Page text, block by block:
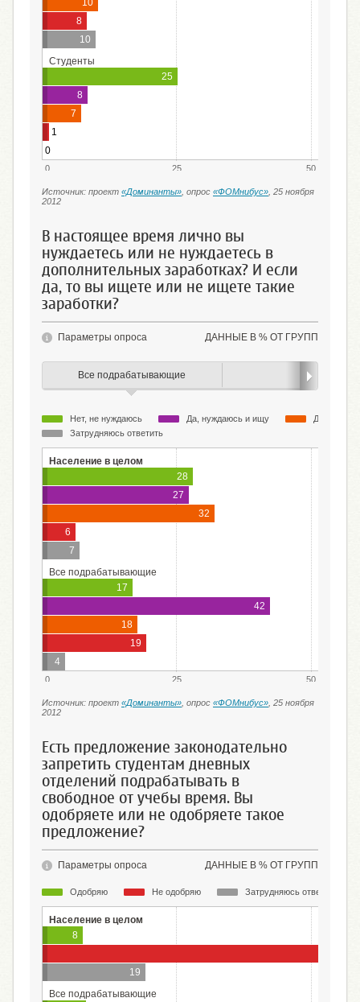
8
10
Студенты
25
8
7
1
0
0 25 50
Источник: проект «Доминанты» , опрос «ФОМнибус» , 25 ноября
2012
В настоящее время лично вы
нуждаетесь или не нуждаетесь в
дополнительных заработках? И если
да, то вы ищете или не ищете такие
заработки?
ДАННЫЕ В % ОТ ГРУПП
Параметры опроса
Все подрабатывающие Пол
Нет, не нуждаюсь Да, нуждаюсь и ищу
Да,
Затрудняюсь ответить
Население в целом
28
27
32
6
7
Все подрабатывающие
17
42
18
19
4
0 25 50
Источник: проект «Доминанты» , опрос «ФОМнибус» , 25 ноября
2012
Есть предложение законодательно
запретить студентам дневных
отделений подрабатывать в
свободное от учебы время. Вы
одобряете или не одобряете такое
предложение?
ДАННЫЕ В % ОТ ГРУПП
Параметры опроса
Одобряю Не одобряю Затрудняюсь ответить
Население в целом
8
19
Все подрабатывающие